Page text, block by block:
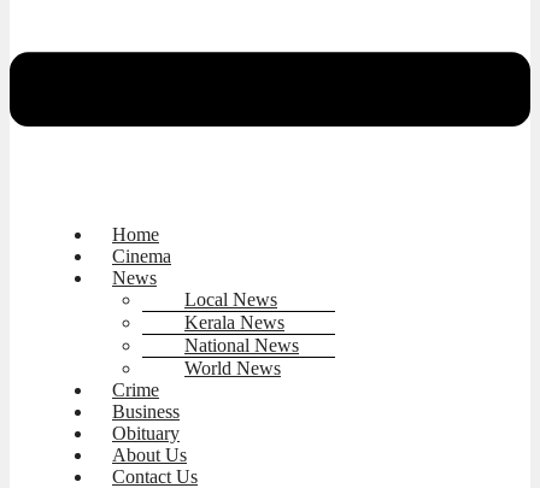
Home
Cinema
News
Local News
Kerala News
National News
World News
Crime
Business
Obituary
About Us
Contact Us